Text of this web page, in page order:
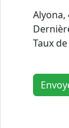
Alyona,
Taux